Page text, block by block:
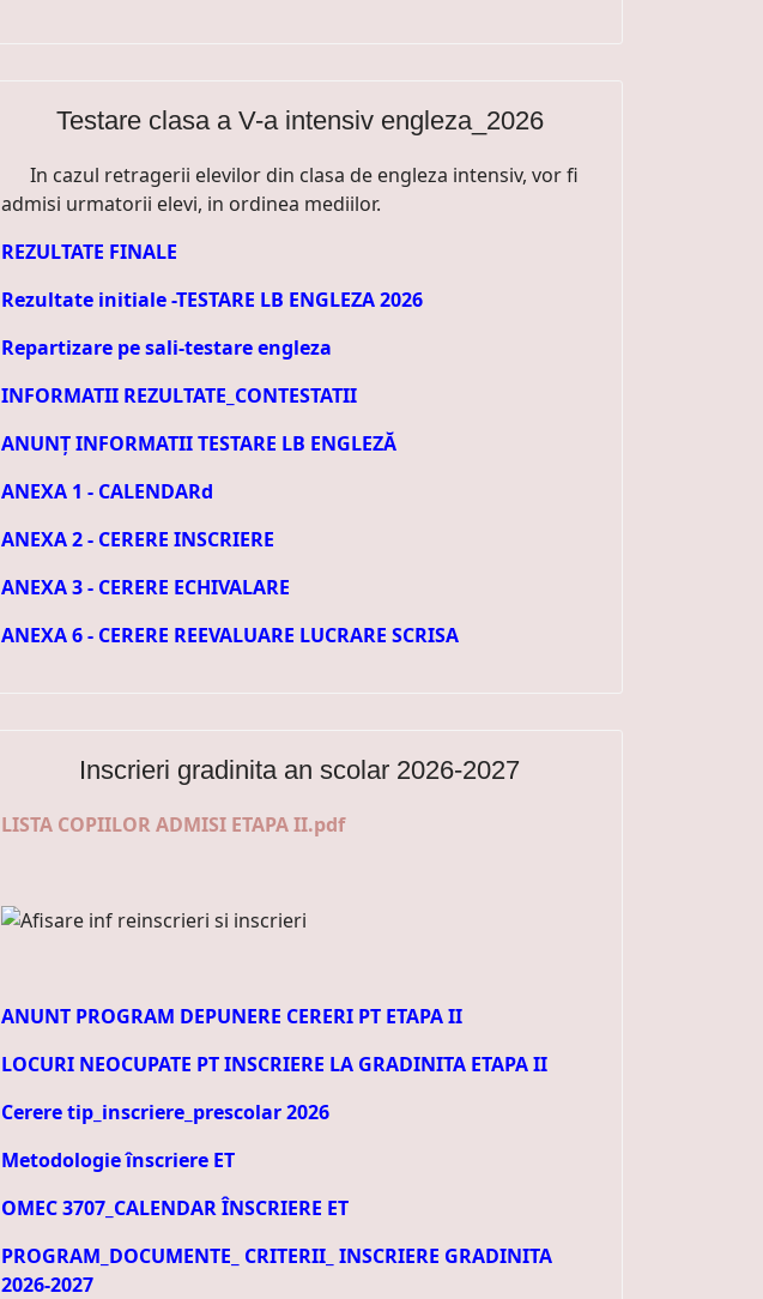
Testare clasa a V-a intensiv engleza_2026
In cazul retragerii elevilor din clasa de engleza intensiv, vor fi
admisi urmatorii elevi, in ordinea mediilor.
REZULTATE FINALE
Rezultate initiale -TESTARE LB ENGLEZA 2026
Repartizare pe sali-testare engleza
INFORMATII REZULTATE_CONTESTATII
ANUNȚ INFORMATII TESTARE LB ENGLEZĂ
ANEXA 1 - CALENDARd
ANEXA 2 - CERERE INSCRIERE
ANEXA 3 - CERERE ECHIVALARE
ANEXA 6 - CERERE REEVALUARE LUCRARE SCRISA
Inscrieri gradinita an scolar 2026-2027
LISTA COPIILOR ADMISI ETAPA II.pdf
ANUNT PROGRAM DEPUNERE CERERI PT ETAPA II
LOCURI NEOCUPATE PT INSCRIERE LA GRADINITA ETAPA II
Cerere tip_inscriere_prescolar 2026
Metodologie înscriere ET
OMEC 3707_CALENDAR ÎNSCRIERE ET
PROGRAM_DOCUMENTE_ CRITERII_ INSCRIERE GRADINITA
2026-2027